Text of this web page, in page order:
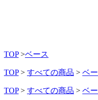
TOP >ベース
TOP > すべての商品 > ベ
TOP > すべての商品 > ベ